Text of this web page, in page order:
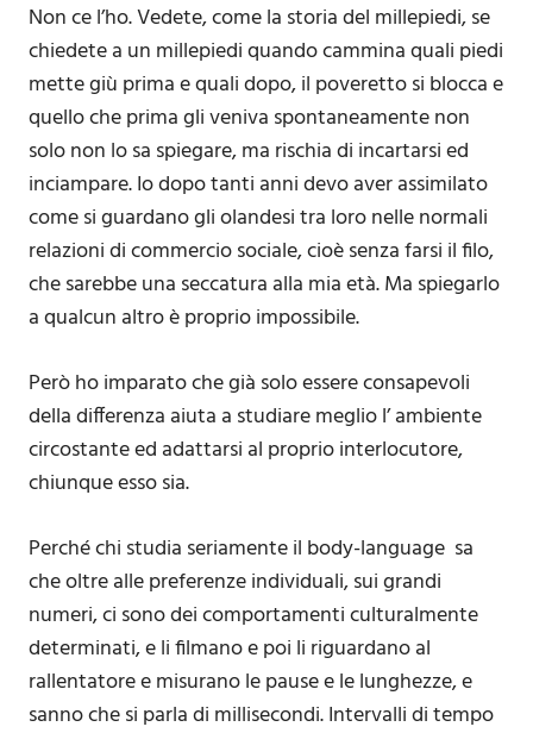
Non ce l’ho. Vedete, come la storia del millepiedi, se
chiedete a un millepiedi quando cammina quali piedi
mette giù prima e quali dopo, il poveretto si blocca e
quello che prima gli veniva spontaneamente non
solo non lo sa spiegare, ma rischia di incartarsi ed
inciampare. Io dopo tanti anni devo aver assimilato
come si guardano gli olandesi tra loro nelle normali
relazioni di commercio sociale, cioè senza farsi il filo,
che sarebbe una seccatura alla mia età. Ma spiegarlo
a qualcun altro è proprio impossibile.
Però ho imparato che già solo essere consapevoli
della differenza aiuta a studiare meglio l’ ambiente
circostante ed adattarsi al proprio interlocutore,
chiunque esso sia.
Perché chi studia seriamente il body-language sa
che oltre alle preferenze individuali, sui grandi
numeri, ci sono dei comportamenti culturalmente
determinati, e li filmano e poi li riguardano al
rallentatore e misurano le pause e le lunghezze, e
sanno che si parla di millisecondi. Intervalli di tempo